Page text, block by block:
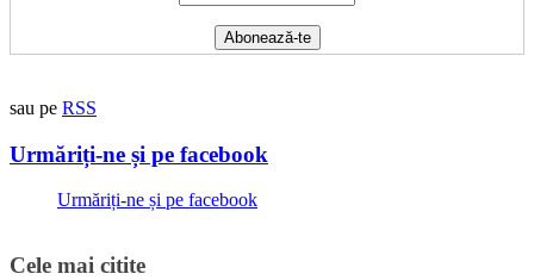
sau pe RSS
Urmăriți-ne și pe facebook
Urmăriți-ne și pe facebook
Cele mai citite